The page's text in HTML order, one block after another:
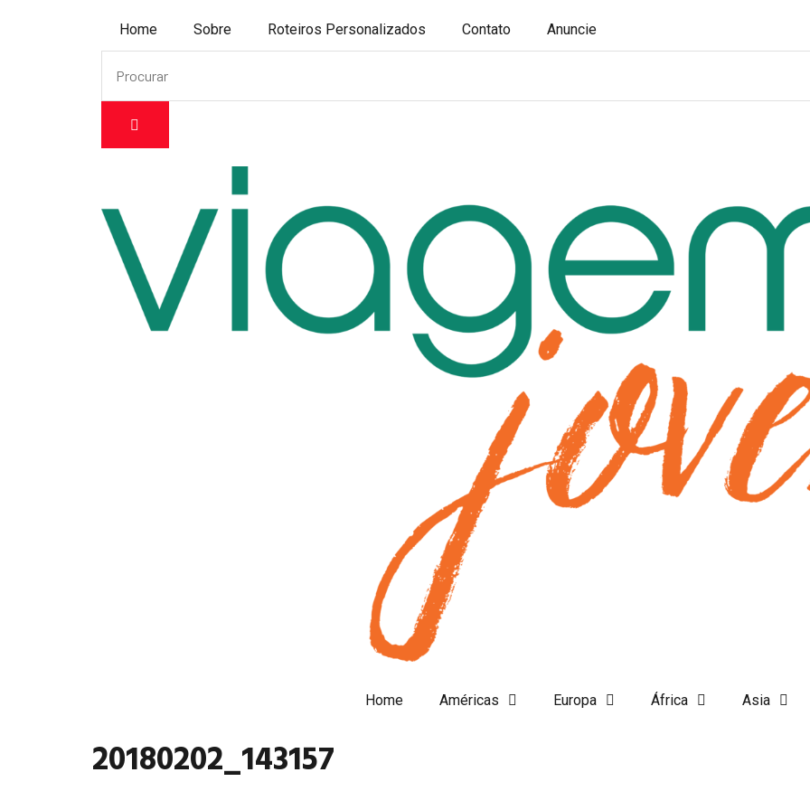
Home Sobre Roteiros Personalizados Contato Anuncie
Home Américas Europa África Asia
20180202_143157